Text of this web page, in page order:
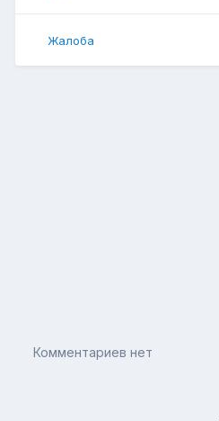
Жалоба
Комментариев нет